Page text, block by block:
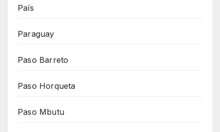
País
Paraguay
Paso Barreto
Paso Horqueta
Paso Mbutu